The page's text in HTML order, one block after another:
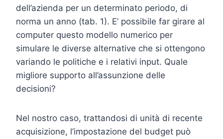
dell’azienda per un determinato periodo, di
norma un anno (tab. 1). E’ possibile far girare al
computer questo modello numerico per
simulare le diverse alternative che si ottengono
variando le politiche e i relativi input. Quale
migliore supporto all’assunzione delle
decisioni?
Nel nostro caso, trattandosi di unità di recente
acquisizione, l’impostazione del budget può